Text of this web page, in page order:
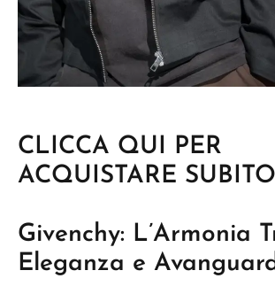
CLICCA QUI PER
ACQUISTARE SUBITO
Givenchy: L’Armonia
Eleganza e